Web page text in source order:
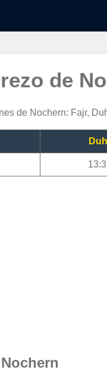
de
de Nochern: Fajr,